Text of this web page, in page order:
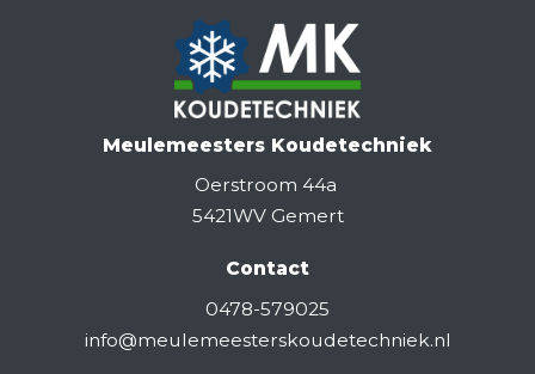
Meulemeesters Koudetechniek
Oerstroom 44a
5421WV Gemert
Contact
0478-579025
info@meulemeesterskoudetechniek.nl